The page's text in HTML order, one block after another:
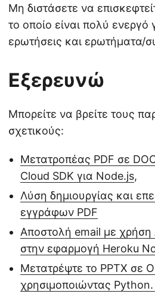
Μη διστάσετε να
το οποίο είναι πολύ
ερωτήσεις και ερωτήματα/
Εξερευνώ
Μπορείτε να βρείτε τους
σχετικούς:
Μετατροπέας PDF σε
Cloud SDK για Node.js,
Λύση δημιουργίας και
εγγράφων PDF
Αποστολή email με χρήση
στην εφαρμογή Heroku
Μετατρέψτε το PPTX σε
χρησιμοποιώντας